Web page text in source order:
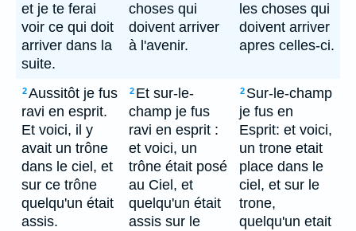
et je te ferai
voir ce qui doit
arriver dans la
suite.
choses qui
doivent arriver
à l'avenir.
les choses qui
doivent arriver
apres celles-ci.
2Aussitôt je fus
ravi en esprit.
Et voici, il y
avait un trône
dans le ciel, et
sur ce trône
quelqu'un était
assis.
2 Et sur-le-
champ je fus
ravi en esprit :
et voici, un
trône était posé
au Ciel, et
quelqu'un était
assis sur le
2 Sur-le-champ
je fus en
Esprit: et voici,
un trone etait
place dans le
ciel, et sur le
trone,
quelqu'un etait